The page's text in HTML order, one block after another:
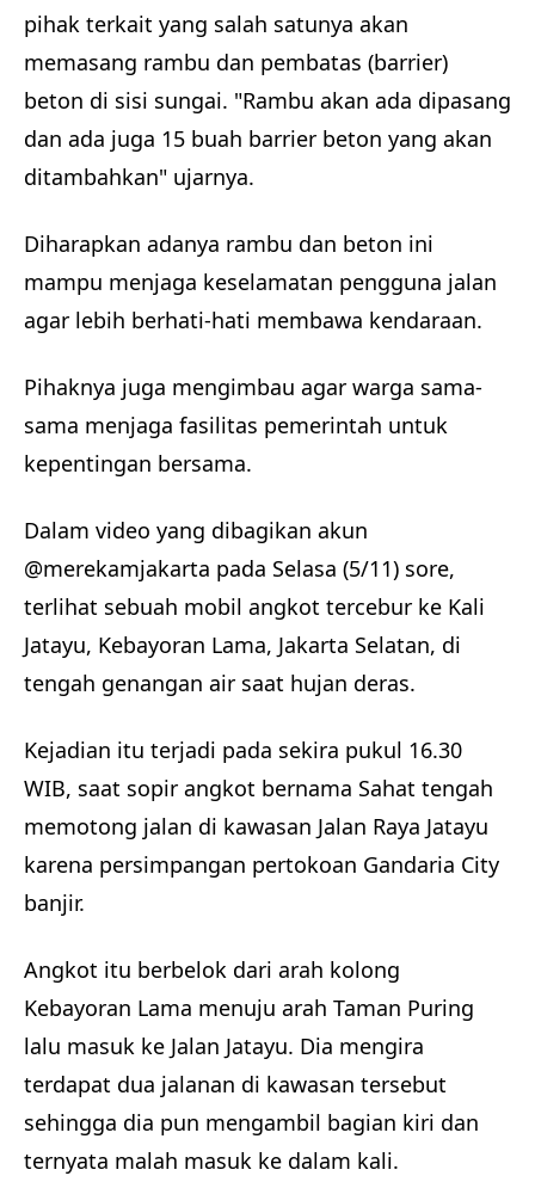
pihak terkait yang salah satunya akan
memasang rambu dan pembatas (barrier)
beton di sisi sungai. "Rambu akan ada dipasang
dan ada juga 15 buah barrier beton yang akan
ditambahkan" ujarnya.
Diharapkan adanya rambu dan beton ini
mampu menjaga keselamatan pengguna jalan
agar lebih berhati-hati membawa kendaraan.
Pihaknya juga mengimbau agar warga sama-
sama menjaga fasilitas pemerintah untuk
kepentingan bersama.
Dalam video yang dibagikan akun
@merekamjakarta pada Selasa (5/11) sore,
terlihat sebuah mobil angkot tercebur ke Kali
Jatayu, Kebayoran Lama, Jakarta Selatan, di
tengah genangan air saat hujan deras.
Kejadian itu terjadi pada sekira pukul 16.30
WIB, saat sopir angkot bernama Sahat tengah
memotong jalan di kawasan Jalan Raya Jatayu
karena persimpangan pertokoan Gandaria City
banjir.
Angkot itu berbelok dari arah kolong
Kebayoran Lama menuju arah Taman Puring
lalu masuk ke Jalan Jatayu. Dia mengira
terdapat dua jalanan di kawasan tersebut
sehingga dia pun mengambil bagian kiri dan
ternyata malah masuk ke dalam kali.